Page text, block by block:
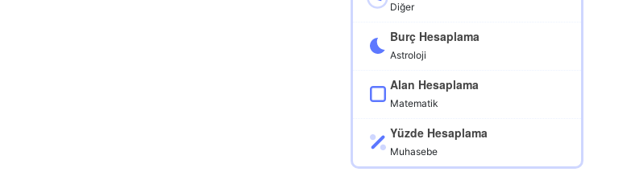
Diğer
Burç Hesaplama
Astroloji
Alan Hesaplama
Matematik
Yüzde Hesaplama
Muhasebe